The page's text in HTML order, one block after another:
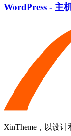
WordPress - 主
XinTheme，以设计